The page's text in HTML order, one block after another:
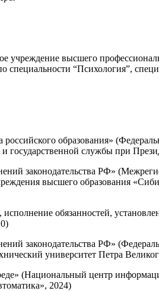
учреждение высшего
специальности “Психология”,
образования»
государственной службы при
законодательства РФ»
высшего образования
обязанностей,
законодательства РФ»
университет Петра
(Национальный центр
2024)